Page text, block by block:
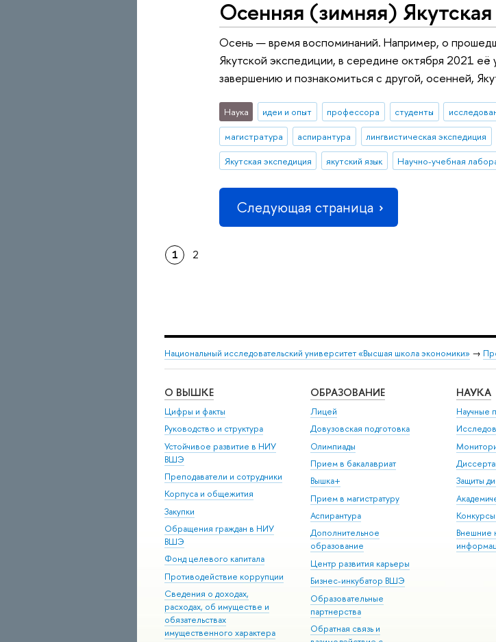
Осенняя (зимняя)
Осень — время воспоминаний. Например, о
Якутской экспедиции, в середине октября 2021
завершению и познакомиться с другой, осенней,
Наука идеи и опыт профессора студенты
магистратура
аспирантура лингвистическая экспедиция
Якутская экспедиция
якутский язык
Следующая страница
1 2
Национальный исследовательский университет «Высшая школа экономики» →
О ВЫШКЕ
Цифры и факты
Руководство и структура
Устойчивое развитие в НИУ
ВШЭ
Преподаватели и сотрудники
Корпуса и общежития
Закупки
Обращения граждан в НИУ
ВШЭ
Фонд целевого капитала
Противодействие коррупции
Сведения о доходах,
расходах, об имуществе и
обязательствах
имущественного характера
ОБРАЗОВАНИЕ
Лицей
Довузовская подготовка
Олимпиады
Прием в бакалавриат
Вышка+
Прием в магистратуру
Аспирантура
Дополнительное
образование
Центр развития карьеры
Бизнес-инкубатор ВШЭ
Образовательные
партнерства
Обратная связь и
НАУКА
Научные
Защиты
Внешние